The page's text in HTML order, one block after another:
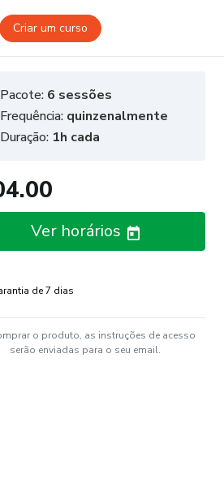
Criar um curso
Pacote: 6 sessões
Frequência: quinzenalmente
Duração: 1h cada
Ver horários
de 7 dias
o produto, as instruções de acesso
serão enviadas para o seu email.